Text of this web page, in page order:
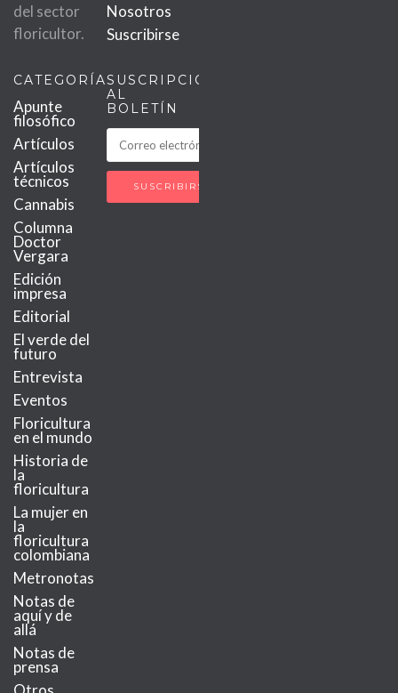
del sector
floricultor.
Nosotros
Suscribirse
CATEGORÍAS
Apunte
filosófico
Artículos
Artículos
técnicos
Cannabis
Columna
Doctor
Vergara
Edición
impresa
Editorial
El verde del
futuro
Entrevista
Eventos
Floricultura
en el mundo
Historia de
la
floricultura
La mujer en
la
floricultura
colombiana
Metronotas
Notas de
aquí y de
allá
Notas de
prensa
SUSCRIPCIÓN
AL
BOLETÍN